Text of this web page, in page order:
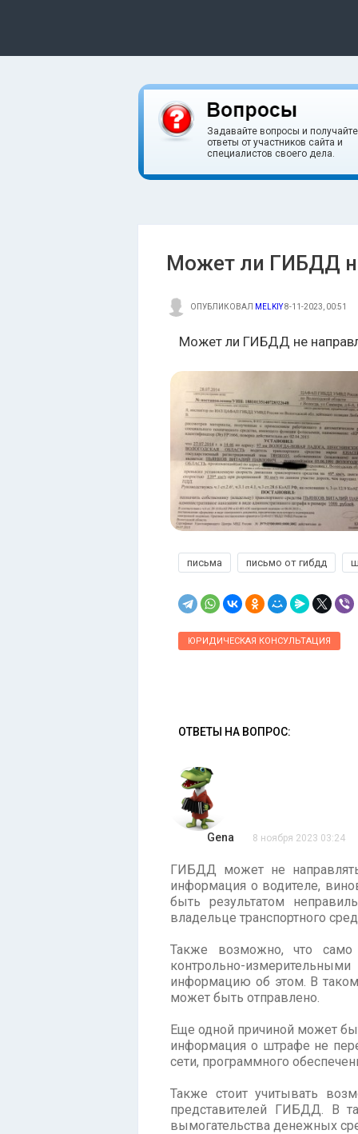
Задавайте вопросы и получайте
ответы от участников сайта и
специалистов своего дела.
Может ли ГИБДД
ОПУБЛИКОВАЛ MELKIY8-11-2023, 00:51
Может ли ГИБДД не
письма письмо от гибдд
ЮРИДИЧЕСКАЯ КОНСУЛЬТАЦИЯ
ОТВЕТЫ НА ВОПРОС:
Gena 8 ноября 2023 03:24
ГИБДД может не
информация о водителе,
быть результатом
владельце транспортного
Также возможно, что само
контрольно-
информацию об этом. В
может быть отправлено.
Еще одной причиной может
информация о штрафе не
сети, программного
Также стоит учитывать
представителей ГИБДД. В
вымогательства денежных